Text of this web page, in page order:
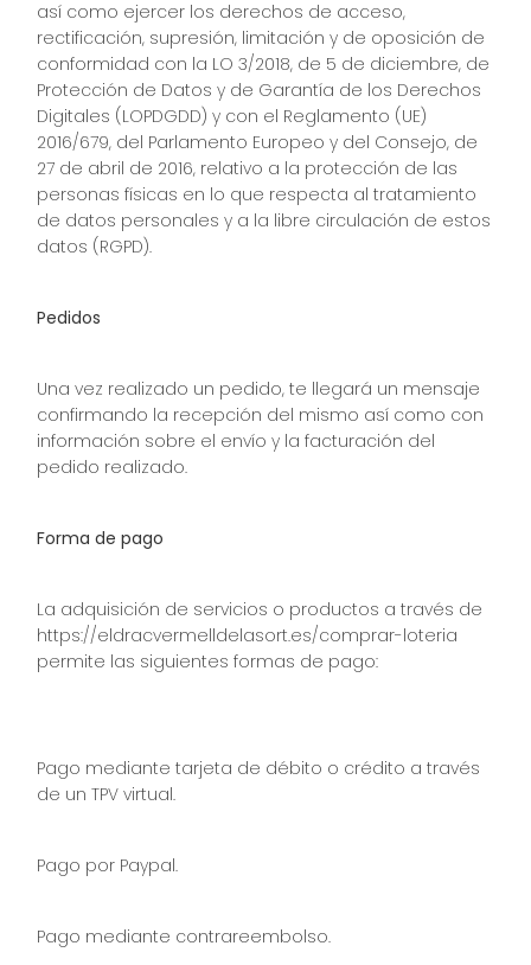
así como ejercer los derechos de acceso,
rectificación, supresión, limitación y de oposición de
conformidad con la LO 3/2018, de 5 de diciembre, de
Protección de Datos y de Garantía de los Derechos
Digitales (LOPDGDD) y con el Reglamento (UE)
2016/679, del Parlamento Europeo y del Consejo, de
27 de abril de 2016, relativo a la protección de las
personas físicas en lo que respecta al tratamiento
de datos personales y a la libre circulación de estos
datos (RGPD).
Pedidos
Una vez realizado un pedido, te llegará un mensaje
confirmando la recepción del mismo así como con
información sobre el envío y la facturación del
pedido realizado.
Forma de pago
La adquisición de servicios o productos a través de
https://eldracvermelldelasort.es/comprar-loteria
permite las siguientes formas de pago:
Pago mediante tarjeta de débito o crédito a través
de un TPV virtual.
Pago por Paypal.
Pago mediante contrareembolso.